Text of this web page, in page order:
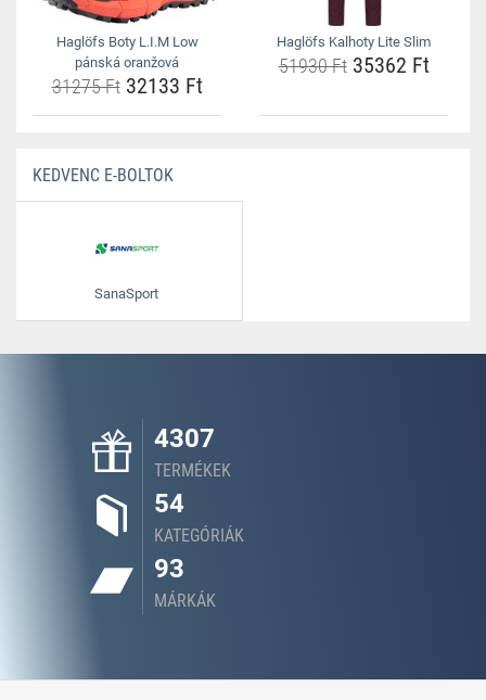
Haglöfs Boty L.I.M Low
pánská oranžová
31275 Ft32133 Ft
Haglöfs Kalhoty Lite Slim
51930 Ft35362 Ft
KEDVENC E-BOLTOK
SanaSport
4307
TERMÉKEK
54
KATEGÓRIÁK
93
MÁRKÁK